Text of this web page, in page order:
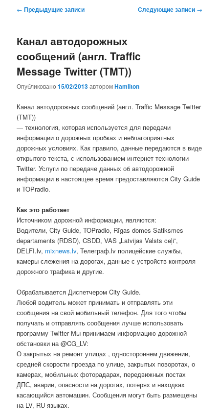
Навигация
← Предыдущие записи Следующие записи →
Канал автодорожных
сообщений (англ. Traffic
Message Twitter (TMT))
Опубликовано15/02/2013авторомHamilton
Канал автодорожных сообщений (англ. Traffic Message Twitter
(TMT))
— технология, которая используется для передачи
информации о дорожных пробках и неблагоприятных
дорожных условиях. Как правило, данные передаются в виде
открытого текста, с использованием интернет технологии
Twitter. Услуги по передаче данных об автодорожной
информации в настоящее время предоставляются City Guide
и TOPradio.
Как это работает
Источником дорожной информации, являются:
Водители, City Guide, TOPradio, Rīgas domes Satiksmes
departaments (RDSD), CSDD, VAS „Latvijas Valsts ceļi”,
DELFI.lv, mixnews.lv, Телеграф.lv полицейские службы,
камеры слежения на дорогах, данные с устройств контроля
дорожного трафика и другие.
Обрабатывается Диспетчером City Guide.
Любой водитель может принимать и отправлять эти
сообщения на свой мобильный телефон. Для того чтобы
получать и отправлять сообщения лучше использовать
программу Twitter Мы принимаем информацию дорожной
обстановки на @CG_LV:
О закрытых на ремонт улицах , одностороннем движении,
средней скорости проезда по улице, закрытых поворотах, о
камерах, мобильных фоторадарах, передвижных постах
ДПС, аварии, опасности на дорогах, потерях и находках
касающийся автомашин. Сообщения могут быть размещены
на LV, RU языках.